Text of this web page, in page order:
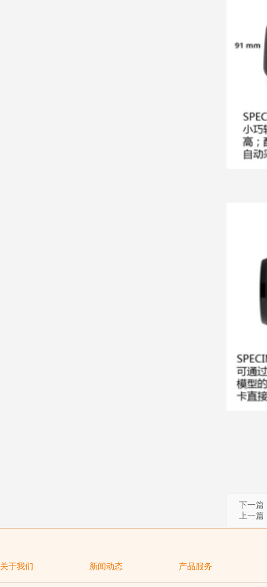
下一篇
上一篇
关于我们 新闻动态 产品服务